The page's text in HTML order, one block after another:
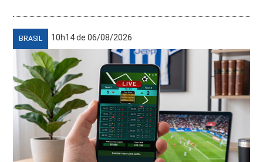
BRASIL 10h14 de 06/08/2026